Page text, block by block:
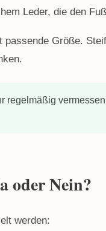
Leder, die den
Größe.
regelmäßig
oder Nein?
werden: